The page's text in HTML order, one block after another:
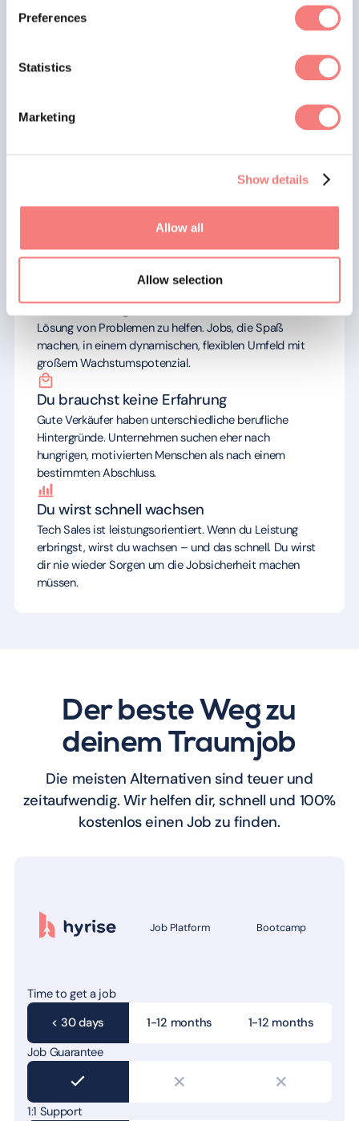
Preferences
Statistics
Marketing
Show details
Allow all
Allow selection
3 Gründe, im Tech Sales zu
arbeiten
Ein erfüllender Karriereweg
Lösung von Problemen zu helfen. Jobs, die Spaß
machen, in einem dynamischen, flexiblen Umfeld mit
großem Wachstumspotenzial.
Du brauchst keine Erfahrung
Gute Verkäufer haben unterschiedliche berufliche
Hintergründe. Unternehmen suchen eher nach
hungrigen, motivierten Menschen als nach einem
bestimmten Abschluss.
Du wirst schnell wachsen
Tech Sales ist leistungsorientiert. Wenn du Leistung
erbringst, wirst du wachsen – und das schnell. Du wirst
dir nie wieder Sorgen um die Jobsicherheit machen
müssen.
Der beste Weg zu
deinem Traumjob
Die meisten Alternativen sind teuer und
zeitaufwendig. Wir helfen dir, schnell und 100%
kostenlos einen Job zu finden.
Job Platform Bootcamp
Time to get a job
< 30 days
1-12 months
1-12 months
Job Guarantee
1:1 Support